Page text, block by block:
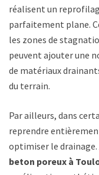
réalisent un
parfaitement plane.
les zones de
peuvent ajouter une
de matériaux
du terrain.
Par ailleurs, dans
reprendre
optimiser le drainage.
beton poreux à